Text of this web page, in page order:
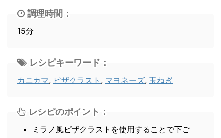
調理時間：
15分
レシピのポイント：
ミラノ風ピザクラストを使用することで下ご
レシピキーワード：
カニカマ, ピザクラスト , マヨネーズ, 玉ねぎ